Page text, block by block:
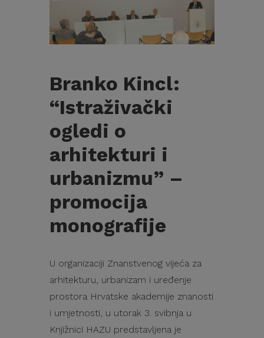
Branko Kincl:
“Istraživački
ogledi o
arhitekturi i
urbanizmu” –
promocija
monografije
U organizaciji Znanstvenog vijeća za
arhitekturu, urbanizam i uređenje
prostora Hrvatske akademije znanosti
i umjetnosti, u utorak 3. svibnja u
Knjižnici HAZU predstavljena je